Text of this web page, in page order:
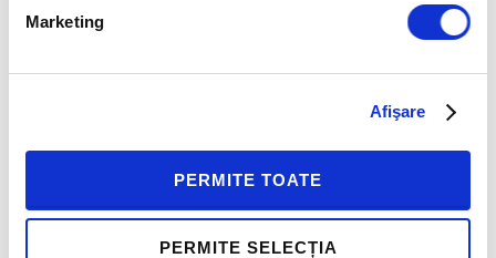
Marketing
Afişare
PERMITE TOATE
PERMITE SELECȚIA
EVENIMENTE URMĂTOARE
2 septembrie-11 septembrie
Certificare Online
Workplace® (EN): 02
– 11 Septembrie
2026
Detalii eveniment »